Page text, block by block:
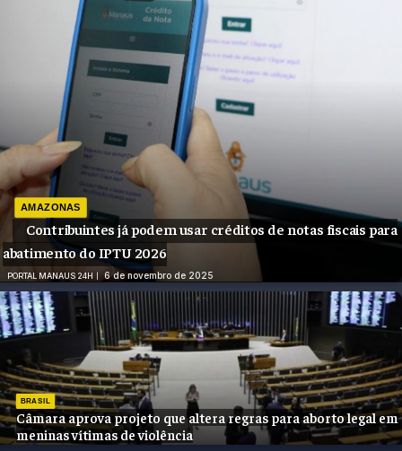
AMAZONAS
Contribuintes já podem usar créditos de notas fiscais para
abatimento do IPTU 2026
PORTAL MANAUS 24H 6 de novembro de 2025
BRASIL
Câmara aprova projeto que altera regras para aborto legal em
meninas vítimas de violência